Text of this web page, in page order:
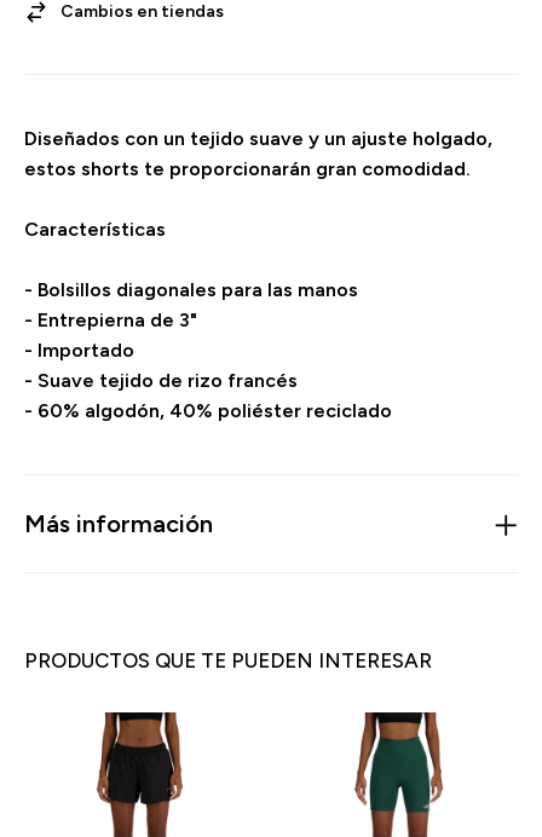
Cambios en tiendas
Diseñados con un tejido suave y un ajuste holgado,
estos shorts te proporcionarán gran comodidad.
Características
- Bolsillos diagonales para las manos
- Entrepierna de 3"
- Importado
- Suave tejido de rizo francés
- 60% algodón, 40% poliéster reciclado
Más información
PRODUCTOS QUE TE PUEDEN INTERESAR